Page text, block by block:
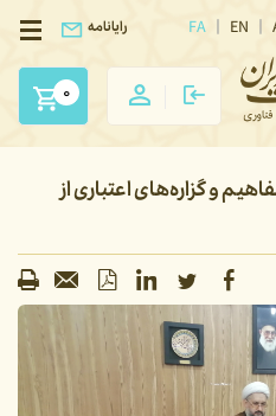
FA EN رایانامه
0
و گزاره‌های اعتباری از